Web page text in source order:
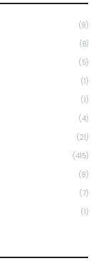
(9)
(8)
(5)
(1)
(1)
(4)
(21)
(415)
(9)
(7)
(1)